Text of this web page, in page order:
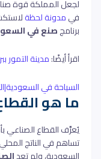
لجعل المملكة قوة
فيمدونة لحظة
برنامجصنع في
اقرأ أيضًا:مدينة التمور
السياحة في
ما هو
يُعرَّف القطاع الصناعي
تساهم في الناتج